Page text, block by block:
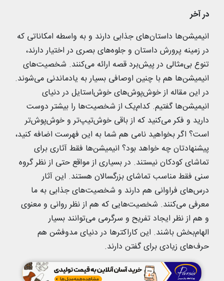
در آخر
انیمیشن‌ها داستان‌های جذابی دارند و به واسطه امکاناتی که
در زمینه پرورش داستان و جلوه‌های بصری در اختیار دارند،
تنوع بی‌مثالی در پیش‌برد قصه ارائه می‌کنند. شخصیت‌های
انیمیشن‌ها هم با چنین اوصافی بسیار به یادماندنی می‌شوند.
در این مقاله از خوش‌پوش‌های خوش‌استایل در دنیای
انیمیشن‌ها گفتیم. کدام‌یک از شخصیت‌ها را بیشتر دوست
دارید و فکر می‌کنید که از باقی خوش‌تیپ‌تر و خوش‌پوش‌تر
است؟ اگر بخواهید نامی هم شما به این فهرست اضافه کنید،
پیشنهادتان چه خواهد بود؟ انیمیشن‌ها فقط آثاری برای
تماشای کودکان نیستند. در بسیاری از مواقع حتی از نظر گروه
سنی فقط مناسب تماشای بزرگسالان هستند. این آثار
درس‌های فراوانی هم دارند و شخصیت‌های جذابی به ما
معرفی می‌کنند. شخصیت‌هایی که هم از نظر روانی و معنوی
و هم از نظر ایجاد تفریح و سرگرمی می‌توانند بسیار
الهام‌بخش باشند. این کاراکترها در دنیای مدوفشن هم
حرف‌های زیادی برای گفتن دارند.